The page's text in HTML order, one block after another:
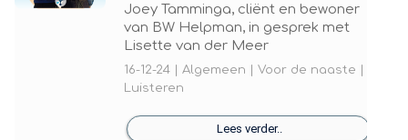
Joey Tamminga, cliënt en bewoner
van BW Helpman, in gesprek met
Lisette van der Meer
16-12-24 | Algemeen | Voor de naaste |
Luisteren
Lees verder..